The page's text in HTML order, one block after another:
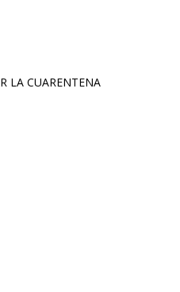
LA CUARENTENA